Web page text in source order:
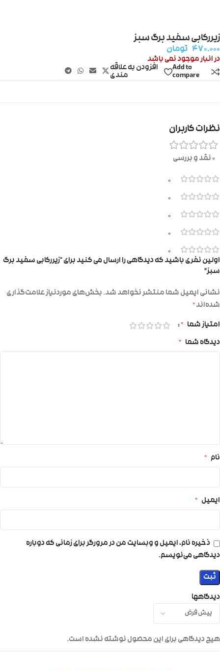
زیررکابی سفید برگ سبز
۴۷۰.۰۰۰ تومان
در انبار موجود نمی باشد
Add to
compare
افزودن به علاقه
مندی
نظرات کاربران
0 نقد و بررسی
0
0
0
0
0
دیدگاهها
هیچ دیدگاهی برای این محصول نوشته نشده است.
اولین نفری باشید که دیدگاهی را ارسال می کنید برای “زیررکابی سفید برگ
سبز”
نشانی ایمیل شما منتشر نخواهد شد.بخش‌های موردنیاز علامت‌گذاری
شده‌اند*
امتیاز شما *
دیدگاه شما *
نام *
ایمیل *
ذخیره نام، ایمیل و وبسایت من در مرورگر برای زمانی که دوباره
دیدگاهی می‌نویسم.